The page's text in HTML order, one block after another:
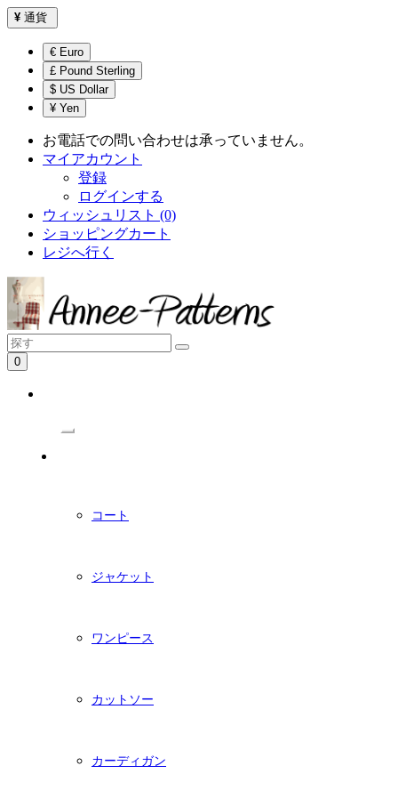
¥ 通貨
€ Euro
£ Pound Sterling
$ US Dollar
¥ Yen
お電話での問い合わせは承っていません。
マイアカウント
登録
ログインする
ウィッシュリスト (0)
ショッピングカート
レジへ行く
0
コート
ジャケット
ワンピース
カットソー
カーディガン